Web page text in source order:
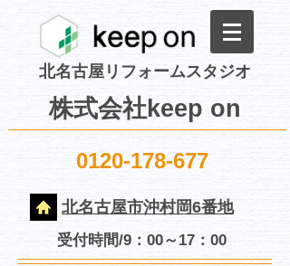
北名古屋リフォームスタジオ
株式会社keep on
0120-178-677
北名古屋市沖村岡6番地
受付時間/9：00～17：00